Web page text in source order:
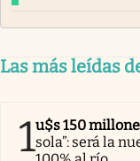
Las más leídas
1u$s 150
sola”: será la